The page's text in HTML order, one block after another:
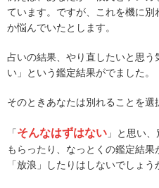
ています。ですが、これを機に
か悩んでいたとします。
占いの結果、やり直したいと思
い」という鑑定結果がでました。
そのときあなたは別れることを選
「そんなはずはない 」と思い
もらったり、なっとくの鑑定結
「放浪」したりはしないでしょう